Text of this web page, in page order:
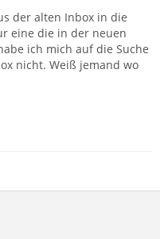
der alten Inbox in die
eine die in der neuen
ich mich auf die Suche
nicht. Weiß jemand wo